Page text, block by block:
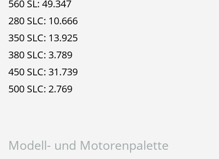
560 SL: 49.347
280 SLC: 10.666
350 SLC: 13.925
380 SLC: 3.789
450 SLC: 31.739
500 SLC: 2.769
Modell- und Motorenpalette